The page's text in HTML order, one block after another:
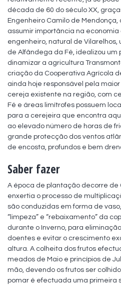
década de 60 do século XX,
Engenheiro Camilo de
assumir importância na economia
engenheiro, natural de
de Alfândega da Fé, idealizou
dinamizar a agricultura
criação da Cooperativa Agrícola
ainda hoje responsável pela
cereja existente na região, com
Fé e áreas limítrofes possuem
para a cerejeira que encontra
ao elevado número de horas de
grande protecção dos ventos
de encosta, profundos e bem
Saber fazer
A época de plantação decorre de
enxertia o processo de
são conduzidas em forma de
“limpeza” e “rebaixamento” da
durante o Inverno, para
doentes e evitar o crescimento
altura. A colheita dos frutos
meados de Maio e princípios de
mão, devendo os frutos ser
pomar é efectuada uma primeira